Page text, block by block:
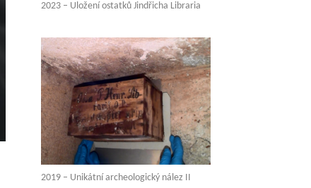
2023 – Uložení ostatků Jindřicha Libraria
2019 – Unikátní archeologický nález II